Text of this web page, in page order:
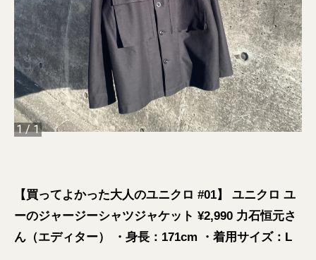
1/1
【買ってよかった大人のユニクロ #01】 ユニクロ ユ
ーのジャージーシャツジャケット ¥2,990 力石恒元さ
ん（エディター） ・身長：171cm ・着用サイズ：L